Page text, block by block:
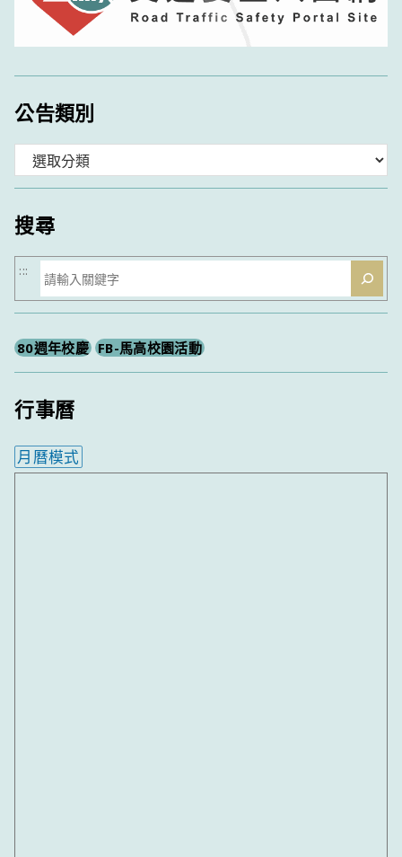
公告類別
類
搜尋
搜
尋
:::
80週年校慶 FB-馬高校園活動
行事曆
月曆模式